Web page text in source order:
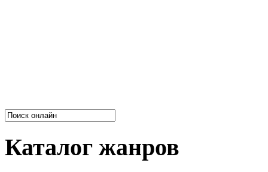
Каталог жанров